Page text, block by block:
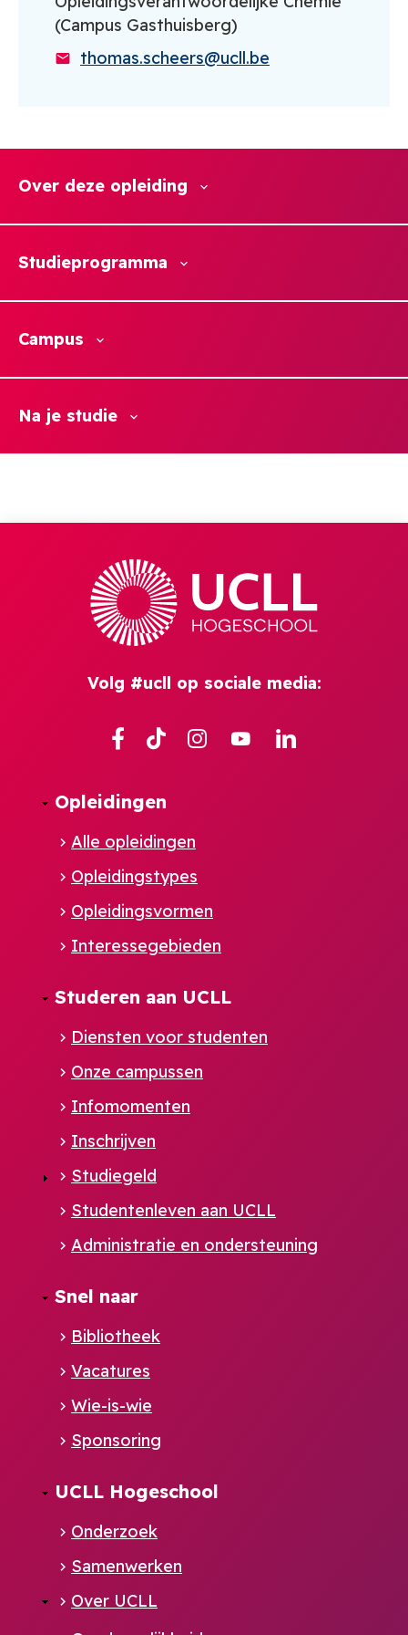
(Campus Gasthuisberg)
thomas.scheers@ucll.be
Over deze opleiding
Studieprogramma
Campus
Na je studie
Volg #ucll op sociale media:
Facebook
TikTok Instagram
YouTube
Footer
NL
Opleidingen
Alle opleidingen
Opleidingstypes
Opleidingsvormen
Interessegebieden
Studeren aan UCLL
Diensten voor studenten
Onze campussen
Infomomenten
Inschrijven
Studiegeld
Studentenleven aan UCLL
Administratie en ondersteuning
Snel naar
Bibliotheek
Vacatures
Wie-is-wie
Sponsoring
UCLL Hogeschool
Onderzoek
Samenwerken
Over UCLL